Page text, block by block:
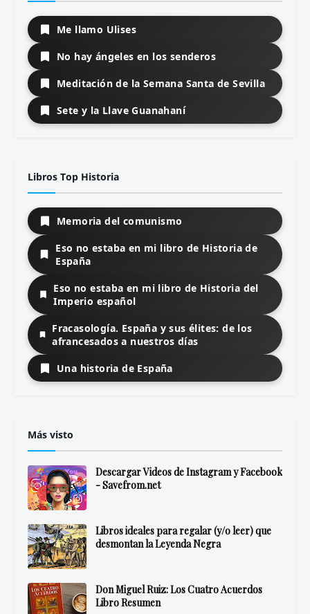
Me llamo Ulises
No hay ángeles en los senderos
Meditación de la Semana Santa de Sevilla
Sete y la Llave Guanahaní
Libros Top Historia
Memoria del comunismo
Eso no estaba en mi libro de Historia de
España
Eso no estaba en mi libro de Historia del
Imperio español
Fracasología. España y sus élites: de los
afrancesados a nuestros días
Una historia de España
Más visto
Descargar Videos de Instagram y Facebook
- Savefrom.net
Libros ideales para regalar (y/o leer) que
desmontan la Leyenda Negra
Don Miguel Ruiz: Los Cuatro Acuerdos
Libro Resumen